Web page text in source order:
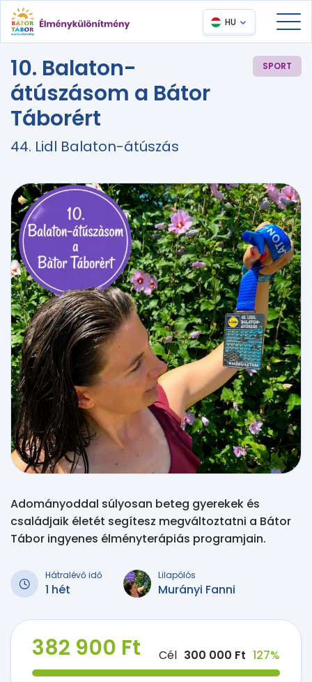
HU
10. Balaton-
átúszásom a Bátor
Táborért
SPORT
44. Lidl Balaton-átúszás
Adományoddal súlyosan beteg gyerekek és
családjaik életét segítesz megváltoztatni a Bátor
Tábor ingyenes élményterápiás programjain.
Hátralévő idő
1 hét
Lilapólós
Murányi Fanni
382 900 Ft Cél 300 000 Ft 127%